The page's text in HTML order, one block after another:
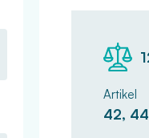
Artikel
42,